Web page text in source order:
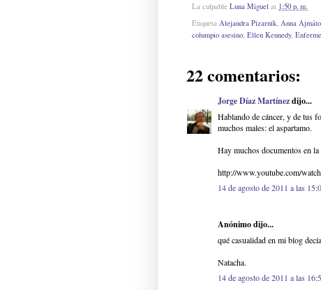
La culpable Luna Miguel at 1:50 p. m.
Etiqueta Alejandra Pizarnik, Anna
columpio asesino, Ellen Kennedy,
22 comentarios:
Jorge Díaz Martínezdijo...
Hablando de cáncer, y de tus
muchos males: el aspartamo.
Hay muchos documentos en
http://www.youtube.com/
14 de agosto de 2011 a las
Anónimo dijo...
qué casualidad en mi blog
Natacha.
14 de agosto de 2011 a las